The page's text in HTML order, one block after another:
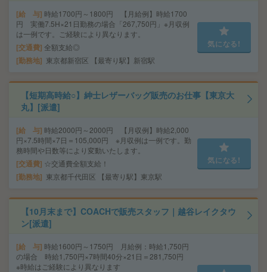
給 与 時給1700円～1800円 【月給例】時給1700
円 実働7.5H×21日勤務の場合「267,750円」※月収例
は一例です。ご経験により異なります。
交通費 全額支給◎
勤務地 東京都新宿区 【最寄り駅】新宿駅
気になる!
【短期高時給○】紳士レザーバッグ販売のお仕事【東京大
丸】[派遣]
給 与 時給2000円～2000円 【月収例】時給2,000
円×7.5時間×7日＝105,000円 ※月収例は一例です。勤
務時間や日数等により変動いたします。
交通費 ☆交通費全額支給！
勤務地 東京都千代田区 【最寄り駅】東京駅
気になる!
【10月末まで】COACHで販売スタッフ｜越谷レイクタウ
ン[派遣]
給 与 時給1600円～1750円 月給例：時給1,750円
の場合 時給1,750円×7時間40分×21日＝281,750円
※時給はご経験により異なります